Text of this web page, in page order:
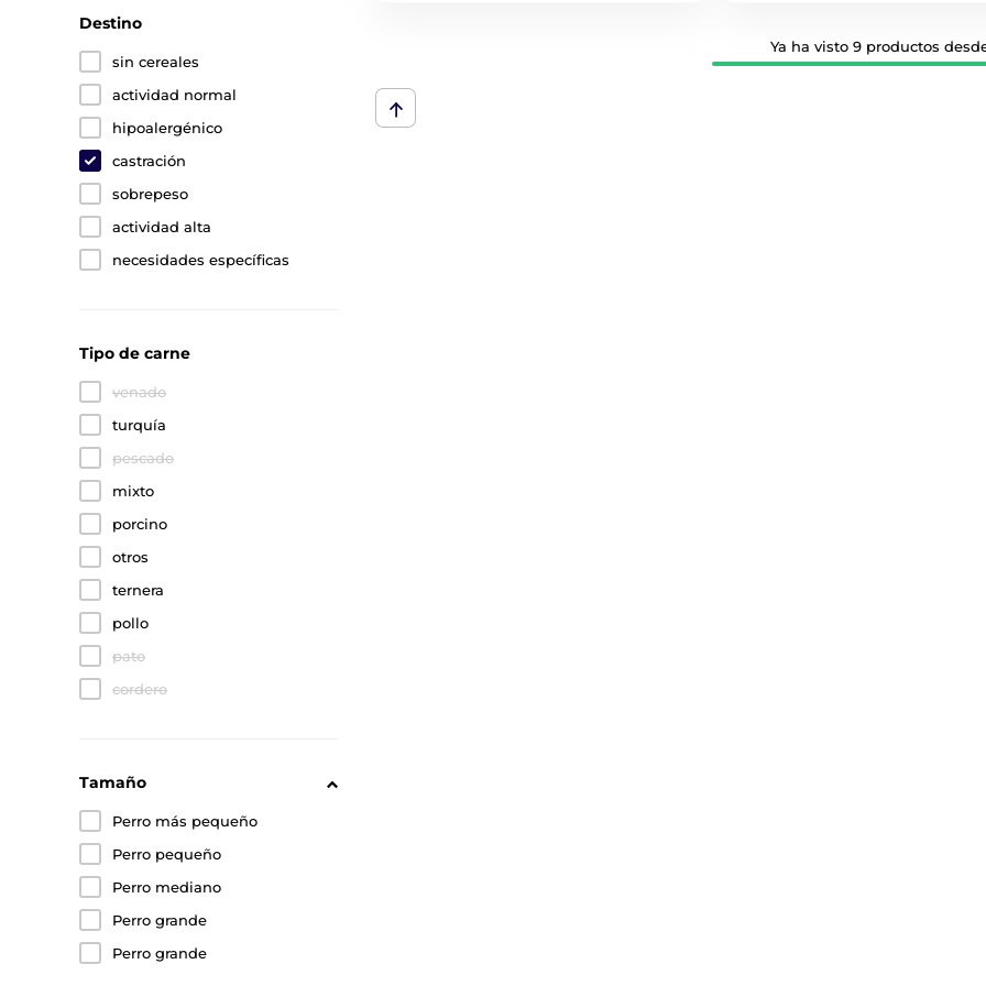
Destino
sin cereales
actividad normal
hipoalergénico
castración
sobrepeso
actividad alta
necesidades específicas
Tipo de carne
venado
turquía
pescado
mixto
porcino
otros
ternera
pollo
pato
cordero
Tamaño
Perro más pequeño
Perro pequeño
Perro mediano
Perro grande
Perro grande
Ya ha visto 9 productos